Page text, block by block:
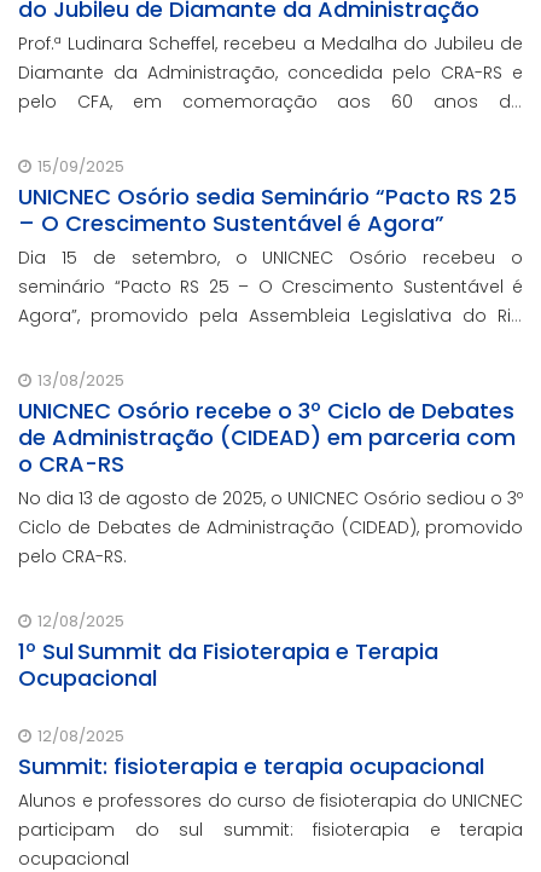
do Jubileu de Diamante da Administração
Prof.ª Ludinara Scheffel, recebeu a Medalha do Jubileu de
Diamante da Administração, concedida pelo CRA-RS e
pelo CFA, em comemoração aos 60 anos da
Brasil.
15/09/2025
UNICNEC Osório sedia Seminário “Pacto RS 25
– O Crescimento Sustentável é Agora”
Dia 15 de setembro, o UNICNEC Osório recebeu o
seminário “Pacto RS 25 – O Crescimento Sustentável é
Agora”, promovido pela Assembleia Legislativa do Rio
evento ocorreu no auditório Felipe Tiago Gomes.
13/08/2025
UNICNEC Osório recebe o 3º Ciclo de Debates
de Administração (CIDEAD) em parceria com
o CRA-RS
No dia 13 de agosto de 2025, o UNICNEC Osório sediou o 3º
Ciclo de Debates de Administração (CIDEAD), promovido
pelo CRA-RS.
12/08/2025
1º Sul Summit da Fisioterapia e Terapia
Ocupacional
12/08/2025
Summit: fisioterapia e terapia ocupacional
Alunos e professores do curso de fisioterapia do UNICNEC
participam do sul summit: fisioterapia e terapia
ocupacional